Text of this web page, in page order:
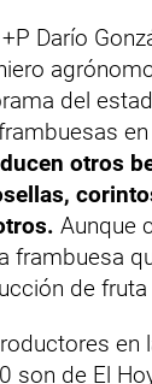
Darío
del
otros
Aunque
frambuesa
de fruta
en
son de El